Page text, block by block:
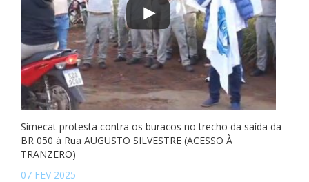
Simecat protesta contra os buracos no trecho da saída da
BR 050 à Rua AUGUSTO SILVESTRE (ACESSO À
TRANZERO)
07 FEV 2025